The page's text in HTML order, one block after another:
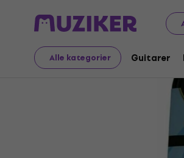
Alle kategorier Guitarer
Musikinstrumenter Belysning